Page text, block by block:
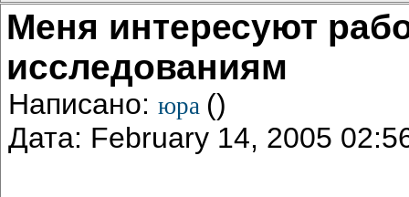
Меня интересуют
исследованиям
Написано: юра ()
Дата: February 14, 2005